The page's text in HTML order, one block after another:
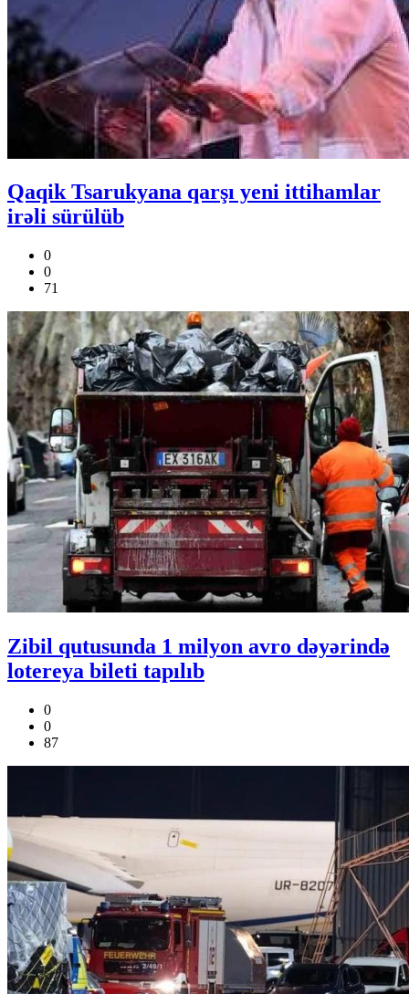
Qaqik Tsarukyana qarşı yeni ittihamlar
irəli sürülüb
0
0
71
Zibil qutusunda 1 milyon avro dəyərində
lotereya bileti tapılıb
0
0
87